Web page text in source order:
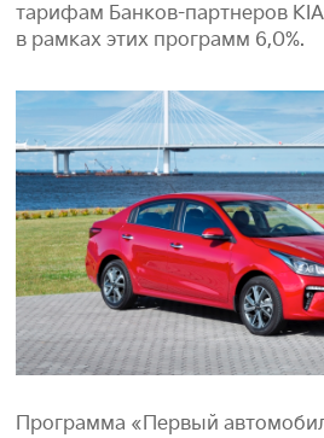
тарифам Банков-партнеров KIA
в рамках этих программ 6,0%.
Программа «Первый